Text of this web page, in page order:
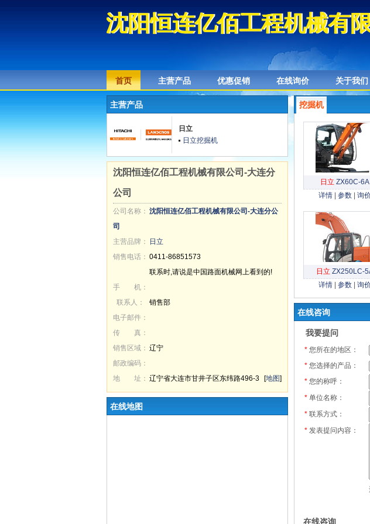
沈阳恒连亿佰工程机械有
沈阳恒连亿佰工程机械有
首页 主营产品 优惠促销 在线询价 关于我们
挖掘机
日立 ZX60C-6A
详情| 参数| 询
日立 ZX250LC-
详情| 参数| 询
在线咨询
我要提问
* 您所在的地区：
* 您选择的产品：
* 您的称呼：
* 单位名称：
* 联系方式：
* 发表提问内容：
在线咨询
主营产品
日立
日立挖掘机
沈阳恒连亿佰工程机械有限公司-大连分
公司
公司名称： 沈阳恒连亿佰工程机械有限公司-大连分公
司
主营品牌：
日立
销售电话： 0411-86851573
联系时,请说是中国路面机械网上看到的!
手 机：
联系人：
销售部
电子邮件：
传 真：
销售区域： 辽宁
邮政编码：
地 址：
[地图]
辽宁省大连市甘井子区东纬路496-3
号
在线地图